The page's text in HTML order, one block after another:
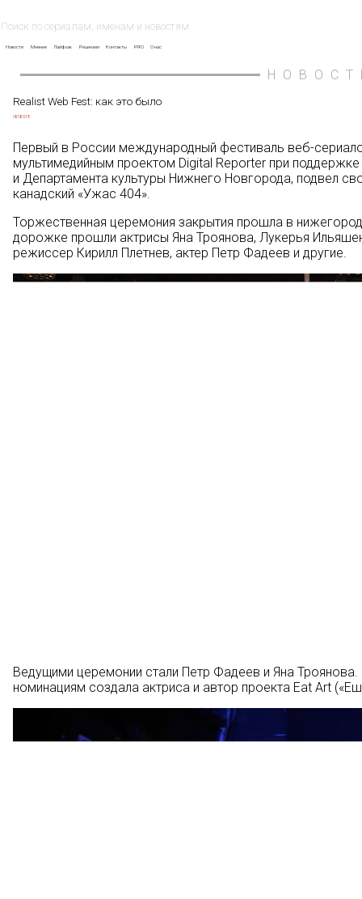
Новости Мнение Лайфхак Рецензии Контакты PRO О нас
Realist Web Fest: как это было
08/08/2018
Первый в России международный фестиваль веб-
мультимедийным проектом Digital Reporter при
и Департамента культуры Нижнего Новгорода, подвел
канадский «Ужас 404».
Торжественная церемония закрытия прошла в
дорожке прошли актрисы Яна Троянова, Лукерья
режиссер Кирилл Плетнев, актер Петр Фадеев и другие.
Ведущими церемонии стали Петр Фадеев и Яна
номинациям создала актриса и автор проекта Eat Art